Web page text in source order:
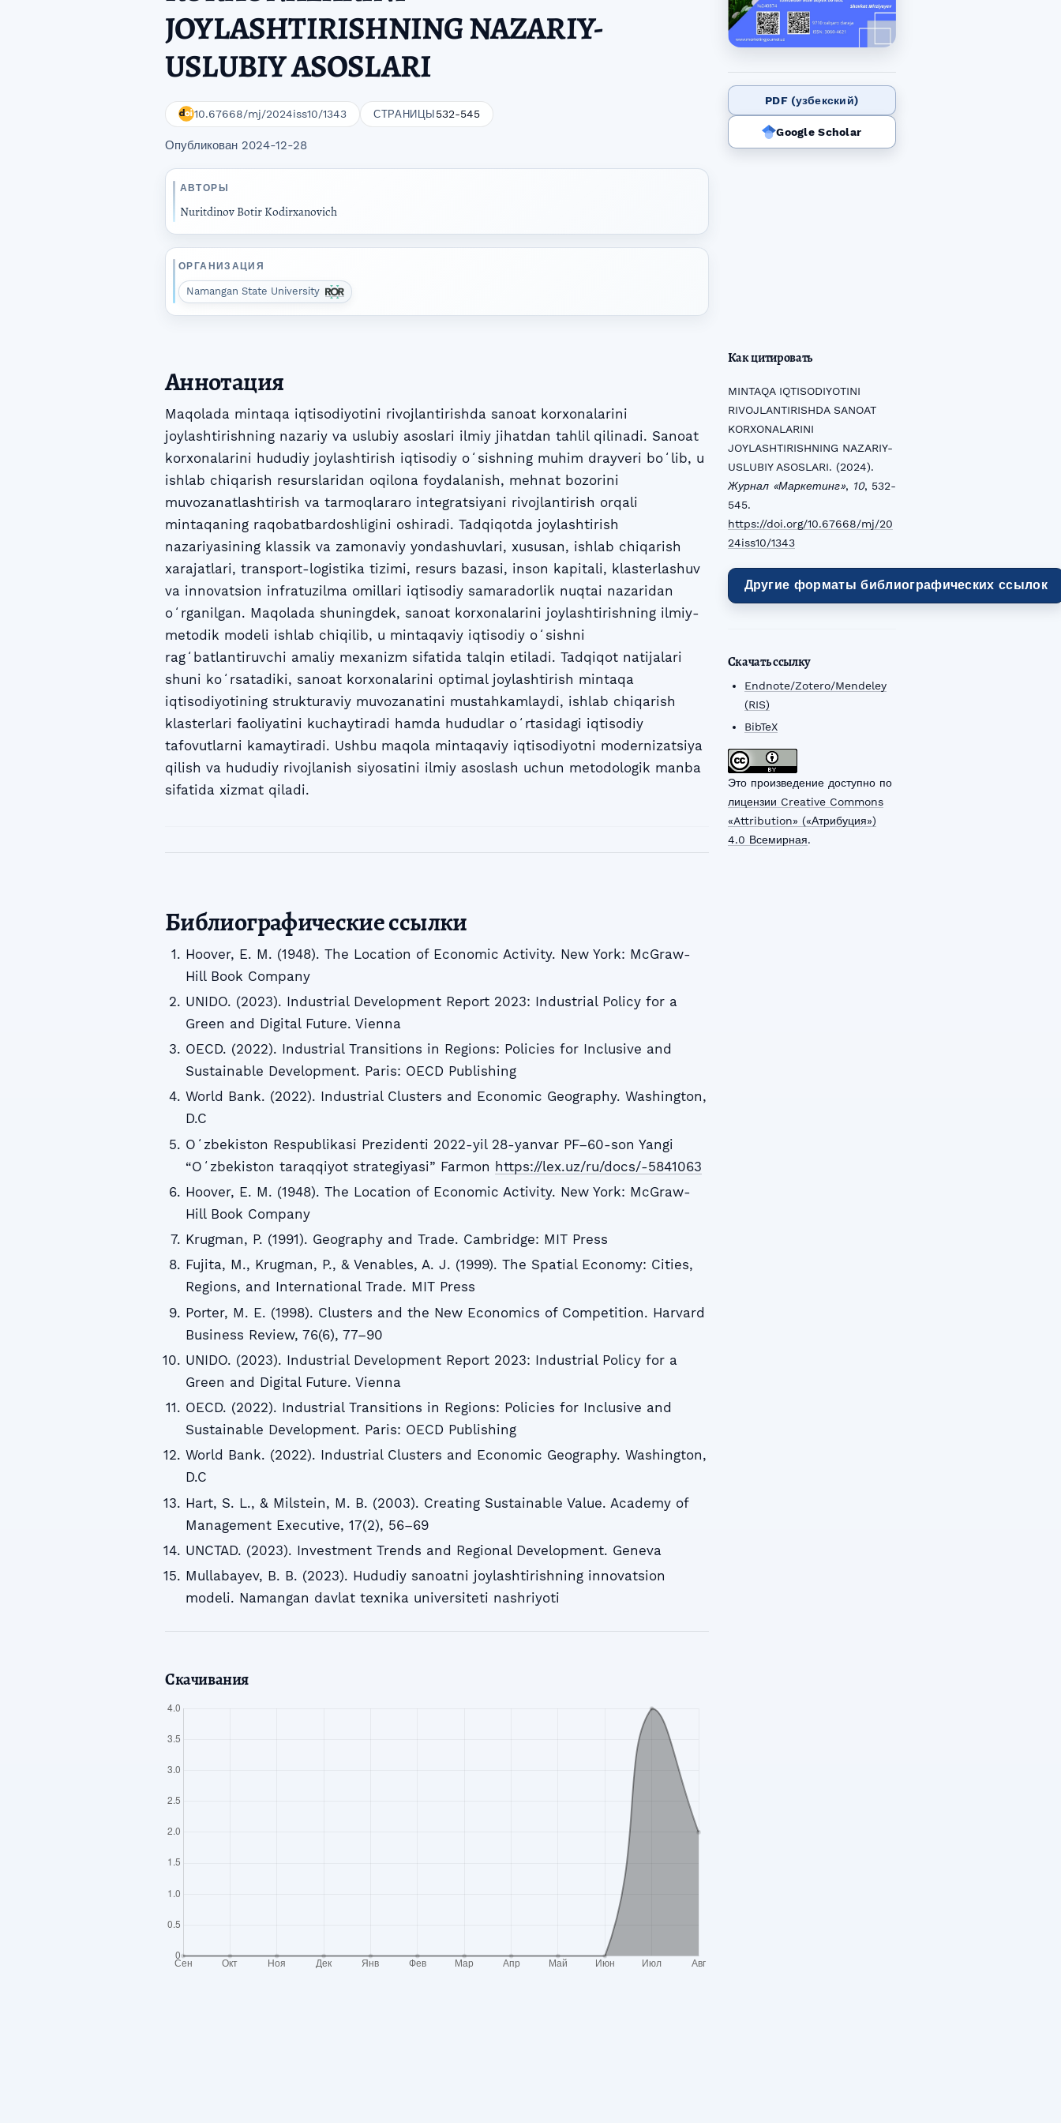
JOYLASHTIRISHNING NAZARIY-
USLUBIY ASOSLARI
10.67668/mj/2024iss10/1343 СТРАНИЦЫ 532-545
Опубликован 2024-12-28
АВТОРЫ
Nuritdinov Botir Kodirxanovich
ОРГАНИЗАЦИЯ
Namangan State University
PDF (узбекский)
Google Scholar
Как цитировать
MINTAQA IQTISODIYOTINI
RIVOJLANTIRISHDA SANOAT
KORXONALARINI
JOYLASHTIRISHNING NAZARIY-
USLUBIY ASOSLARI. (2024).
Журнал «Маркетинг», 10, 532-
545.
https://doi.org/10.67668/mj/20
24iss10/1343
Другие форматы библиографических ссылок
Скачать ссылку
Endnote/Zotero/Mendeley
(RIS)
BibTeX
Это произведение доступно по
лицензии Creative Commons
«Attribution» («Атрибуция»)
4.0 Всемирная.
Аннотация
Maqolada mintaqa iqtisodiyotini rivojlantirishda sanoat korxonalarini
joylashtirishning nazariy va uslubiy asoslari ilmiy jihatdan tahlil qilinadi. Sanoat
korxonalarini hududiy joylashtirish iqtisodiy oʻsishning muhim drayveri boʻlib, u
ishlab chiqarish resurslaridan oqilona foydalanish, mehnat bozorini
muvozanatlashtirish va tarmoqlararo integratsiyani rivojlantirish orqali
mintaqaning raqobatbardoshligini oshiradi. Tadqiqotda joylashtirish
nazariyasining klassik va zamonaviy yondashuvlari, xususan, ishlab chiqarish
xarajatlari, transport-logistika tizimi, resurs bazasi, inson kapitali, klasterlashuv
va innovatsion infratuzilma omillari iqtisodiy samaradorlik nuqtai nazaridan
oʻrganilgan. Maqolada shuningdek, sanoat korxonalarini joylashtirishning ilmiy-
metodik modeli ishlab chiqilib, u mintaqaviy iqtisodiy oʻsishni
ragʻbatlantiruvchi amaliy mexanizm sifatida talqin etiladi. Tadqiqot natijalari
shuni koʻrsatadiki, sanoat korxonalarini optimal joylashtirish mintaqa
iqtisodiyotining strukturaviy muvozanatini mustahkamlaydi, ishlab chiqarish
klasterlari faoliyatini kuchaytiradi hamda hududlar oʻrtasidagi iqtisodiy
tafovutlarni kamaytiradi. Ushbu maqola mintaqaviy iqtisodiyotni modernizatsiya
qilish va hududiy rivojlanish siyosatini ilmiy asoslash uchun metodologik manba
sifatida xizmat qiladi.
Библиографические ссылки
Hoover, E. M. (1948). The Location of Economic Activity. New York: McGraw-
Hill Book Company
UNIDO. (2023). Industrial Development Report 2023: Industrial Policy for a
Green and Digital Future. Vienna
OECD. (2022). Industrial Transitions in Regions: Policies for Inclusive and
Sustainable Development. Paris: OECD Publishing
World Bank. (2022). Industrial Clusters and Economic Geography. Washington,
D.C
Oʻzbekiston Respublikasi Prezidenti 2022-yil 28-yanvar PF–60-son Yangi
“Oʻzbekiston taraqqiyot strategiyasi” Farmon https://lex.uz/ru/docs/-5841063
Hoover, E. M. (1948). The Location of Economic Activity. New York: McGraw-
Hill Book Company
Krugman, P. (1991). Geography and Trade. Cambridge: MIT Press
Fujita, M., Krugman, P., & Venables, A. J. (1999). The Spatial Economy: Cities,
Regions, and International Trade. MIT Press
Porter, M. E. (1998). Clusters and the New Economics of Competition. Harvard
Business Review, 76(6), 77–90
UNIDO. (2023). Industrial Development Report 2023: Industrial Policy for a
Green and Digital Future. Vienna
OECD. (2022). Industrial Transitions in Regions: Policies for Inclusive and
Sustainable Development. Paris: OECD Publishing
World Bank. (2022). Industrial Clusters and Economic Geography. Washington,
D.C
Hart, S. L., & Milstein, M. B. (2003). Creating Sustainable Value. Academy of
Management Executive, 17(2), 56–69
UNCTAD. (2023). Investment Trends and Regional Development. Geneva
Mullabayev, B. B. (2023). Hududiy sanoatni joylashtirishning innovatsion
modeli. Namangan davlat texnika universiteti nashriyoti
Скачивания